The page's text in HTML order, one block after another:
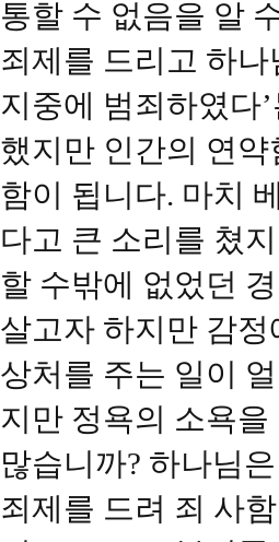
통할 수 없음을 알
죄제를 드리고 하
지중에 범죄하였다
했지만 인간의 연
함이 됩니다. 마치
다고 큰 소리를 쳤
할 수밖에 없었던
살고자 하지만 감
상처를 주는 일이
지만 정욕의 소욕
많습니까? 하나님
죄제를 드려 죄 사